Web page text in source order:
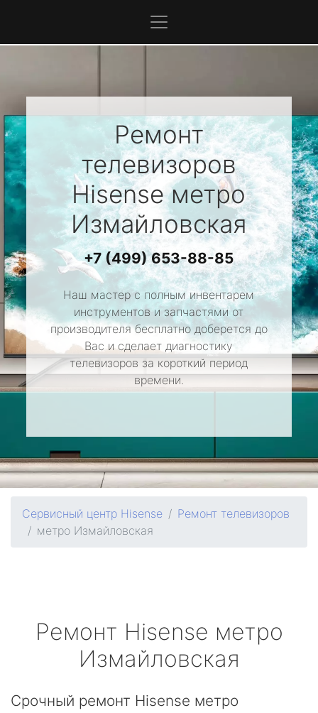
Ремонт
телевизоров
Hisenseметро
Измайловская
+7 (499) 653-88-85
Наш мастер с полным инвентарем
инструментов и запчастями от
производителя бесплатно доберется до
Вас и сделает диагностику
телевизоров за короткий период
времени.
Сервисный центр Hisense
Ремонт телевизоров
метро Измайловская
Ремонт Hisense метро
Измайловская
Срочный ремонт Hisense метро